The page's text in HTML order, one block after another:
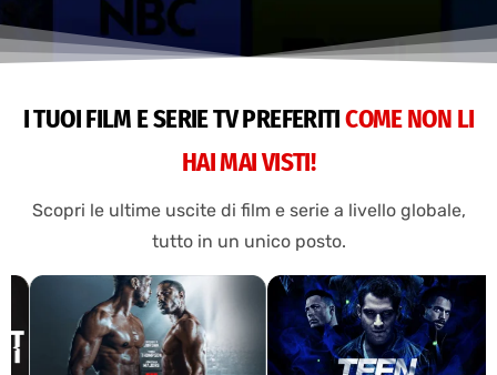
I TUOI FILM E SERIE TV PREFERITICOME NON LI
HAI MAI VISTI!
Scopri le ultime uscite di film e serie a livello globale,
tutto in un unico posto.